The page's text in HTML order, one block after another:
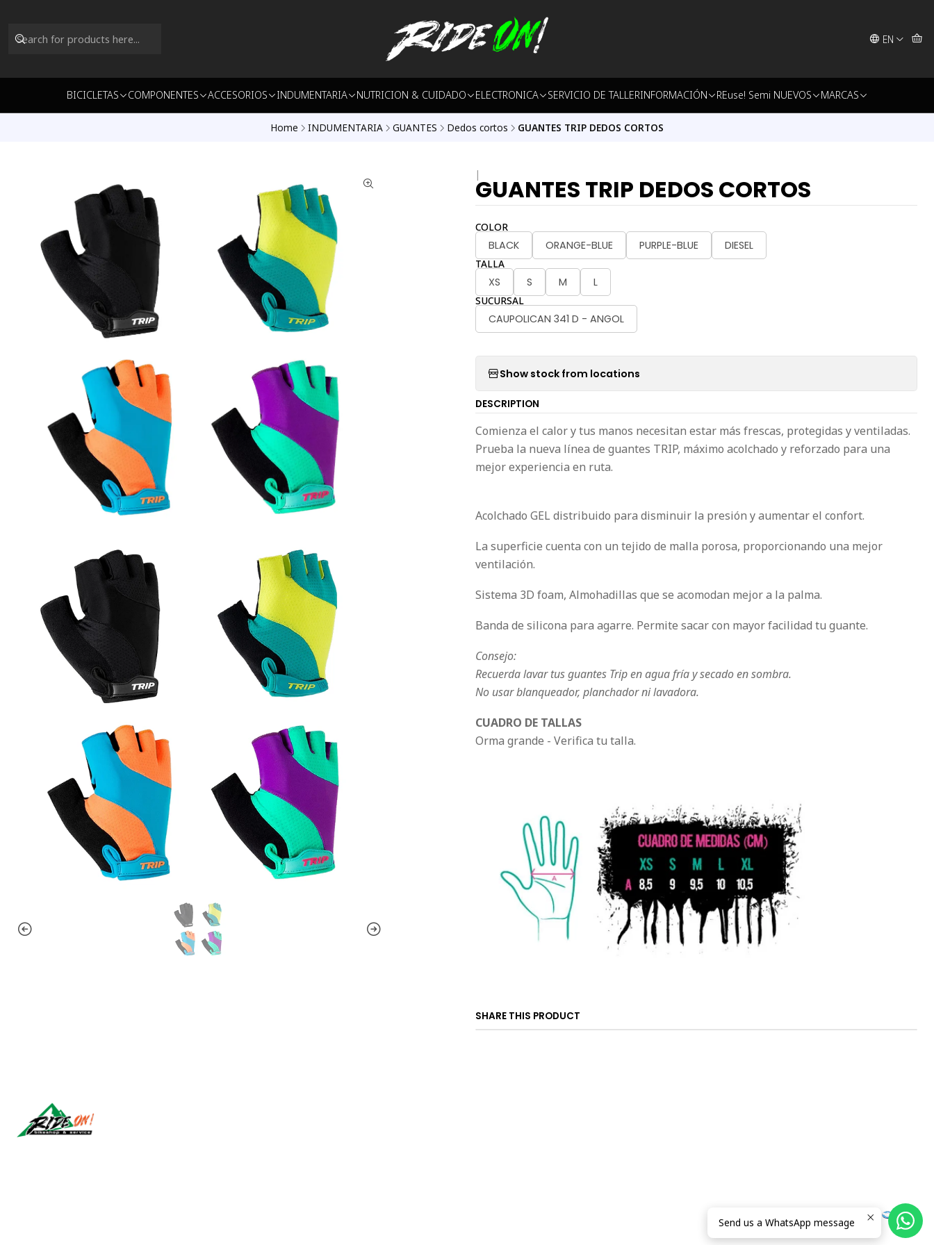
EN
BICICLETAS COMPONENTES ACCESORIOS INDUMENTARIA NUTRICION & CUIDADO ELECTRONICA SERVICIO DE TALLERINFORMACIÓN REuse! Semi NUEVOS MARCAS
Home INDUMENTARIA GUANTES Dedos cortos GUANTES TRIP DEDOS CORTOS
|
GUANTES TRIP DEDOS CORTOS
COLOR
BLACK ORANGE-BLUE PURPLE-BLUE DIESEL
TALLA
XS S M L
SUCURSAL
CAUPOLICAN 341 D - ANGOL
Show stock from locations
DESCRIPTION
Comienza el calor y tus manos necesitan estar más frescas, protegidas y ventiladas.
Prueba la nueva línea de guantes TRIP, máximo acolchado y reforzado para una
mejor experiencia en ruta.
Acolchado GEL distribuido para disminuir la presión y aumentar el confort.
La superficie cuenta con un tejido de malla porosa, proporcionando una mejor
ventilación.
Sistema 3D foam, Almohadillas que se acomodan mejor a la palma.
Banda de silicona para agarre. Permite sacar con mayor facilidad tu guante.
Consejo:
Recuerda lavar tus guantes Trip en agua fría y secado en sombra.
No usar blanqueador, planchador ni lavadora.
CUADRO DE TALLAS
Orma grande - Verifica tu talla.
SHARE THIS PRODUCT
Send us a WhatsApp message